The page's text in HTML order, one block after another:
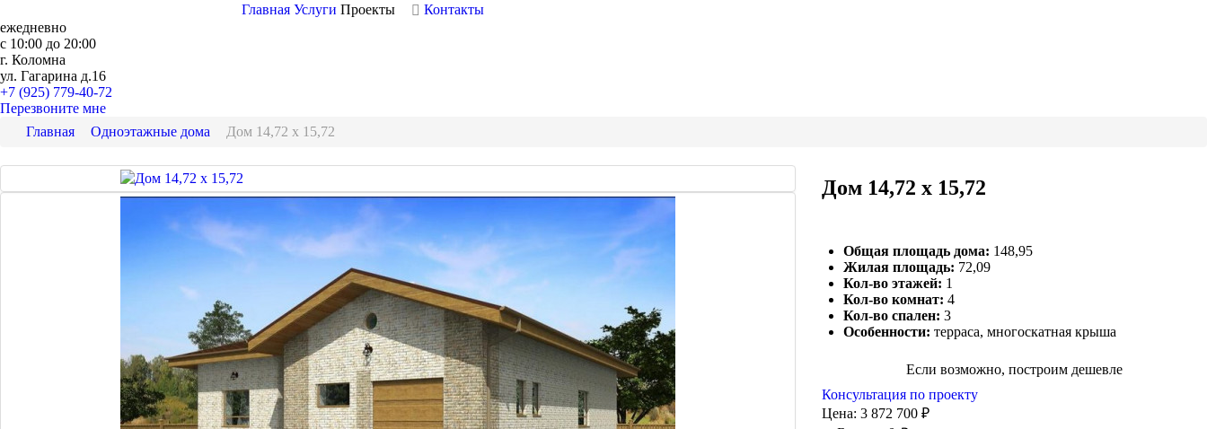
Главная Услуги Проекты
Контакты
ежедневно
с 10:00 до 20:00
г. Коломна
ул. Гагарина д.16
+7 (925) 779-40-72
Перезвоните мне
Главная
Одноэтажные дома Дом 14,72 x 15,72
Дом 14,72 x 15,72
Общая площадь дома: 148,95
Жилая площадь: 72,09
Кол-во этажей: 1
Кол-во комнат:4
Кол-во спален:3
Особенности:терраса, многоскатная крыша
Если возможно, построим дешевле
Консультация по проекту
Цена: 3 872 700 ₽